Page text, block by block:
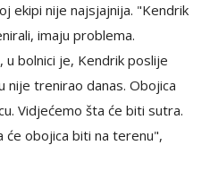
ekipi nije najsjajnija. "Kendrik
imaju problema.
bolnici je, Kendrik poslije
nije trenirao danas. Obojica
Vidjećemo šta će biti sutra.
će obojica biti na terenu",